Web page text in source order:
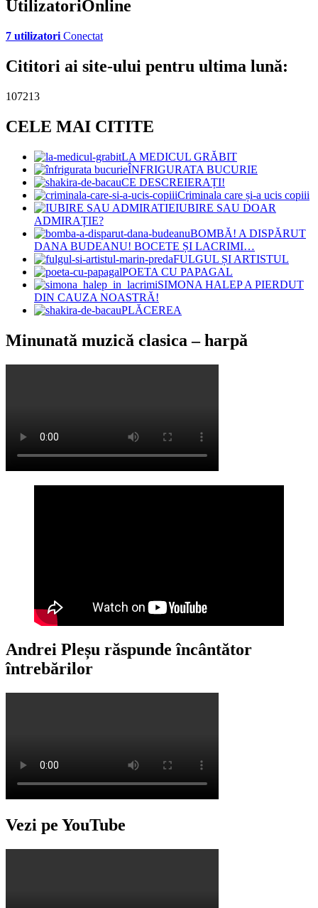
UtilizatoriOnline
7 utilizatori Conectat
Cititori ai site-ului pentru ultima lună:
107213
CELE MAI CITITE
LA MEDICUL GRĂBIT
ÎNFRIGURATA BUCURIE
CE DESCREIERAȚI!
Criminala care și-a ucis copiii
IUBIRE SAU DOAR
ADMIRAȚIE?
BOMBĂ! A DISPĂRUT
DANA BUDEANU! BOCETE ȘI LACRIMI…
FULGUL ȘI ARTISTUL
POETA CU PAPAGAL
SIMONA HALEP A PIERDUT
DIN CAUZA NOASTRĂ!
PLĂCEREA
Minunată muzică clasica – harpă
Andrei Pleșu răspunde încântător
întrebărilor
Vezi pe YouTube